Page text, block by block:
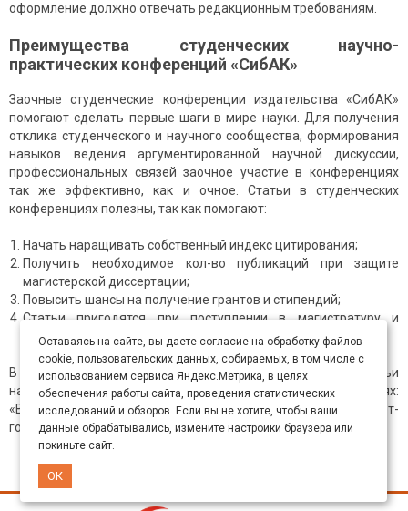
оформление должно отвечать редакционным требованиям.
Преимущества студенческих научно-
практических конференций «СибАК»
Заочные студенческие конференции издательства «СибАК»
помогают сделать первые шаги в мире науки. Для получения
отклика студенческого и научного сообщества, формирования
навыков ведения аргументированной научной дискуссии,
профессиональных связей заочное участие в конференциях
так же эффективно, как и очное. Статьи в студенческих
конференциях полезны, так как помогают:
Начать наращивать собственный индекс цитирования;
Получить необходимое кол-во публикаций при защите
магистерской диссертации;
Повысить шансы на получение грантов и стипендий;
Статьи пригодятся при поступлении в магистратуру и
аспирантуру.
В издательстве «СибАК» лучшие студенческие статьи
награждаются именными дипломами в двух номинациях:
«Выбор редакционной коллегии» и «Победитель интернет-
голосования».
Оставаясь на сайте, вы даете согласие на обработку файлов
cookie, пользовательских данных, собираемых, в том числе с
использованием сервиса Яндекс.Метрика, в целях
обеспечения работы сайта, проведения статистических
исследований и обзоров. Если вы не хотите, чтобы ваши
данные обрабатывались, измените настройки браузера или
покиньте сайт.
ОК